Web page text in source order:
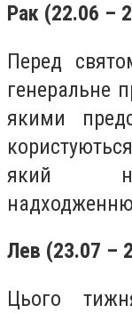
Рак (22.06 –
Перед
генеральне
якими
який
Лев (23.07 –
Цього